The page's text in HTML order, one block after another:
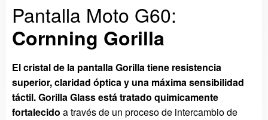
Pantalla Moto G60:
Cornning Gorilla
El cristal de la pantalla Gorilla tiene resistencia
superior, claridad óptica y una máxima sensibilidad
táctil. Gorilla Glass está tratado quimicamente
fortalecido a través de un proceso de intercambio de